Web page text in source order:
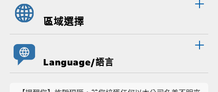
區域選擇
Language/語言